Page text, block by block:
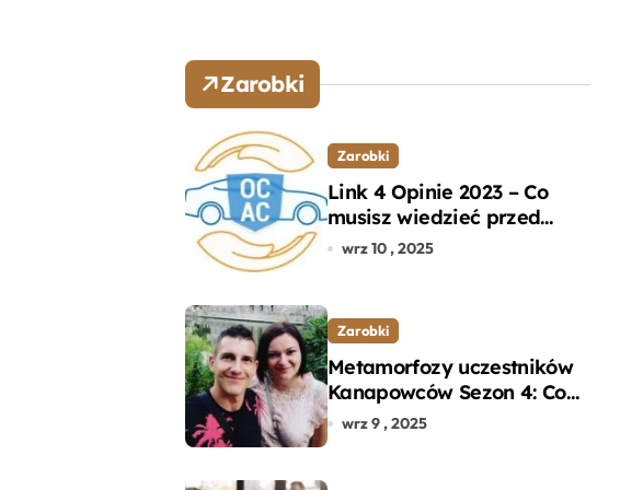
Zarobki
Zarobki
Link 4 Opinie 2023 – Co
musisz wiedzieć przed
wyborem ubezpieczenia
wrz 10 , 2025
Zarobki
Metamorfozy uczestników
Kanapowców Sezon 4: Co
naprawdę zaskoczyło
wrz 9 , 2025